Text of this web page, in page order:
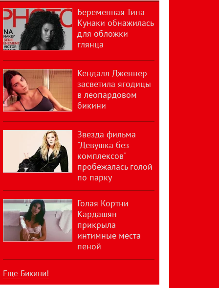
Беременная Тина
Кунаки обнажилась
для обложки
глянца
Кендалл Дженнер
засветила ягодицы
в леопардовом
бикини
Звезда фильма
"Девушка без
комплексов"
пробежалась голой
по парку
Голая Кортни
Кардашян
прикрыла
интимные места
пеной
Еще Бикини!